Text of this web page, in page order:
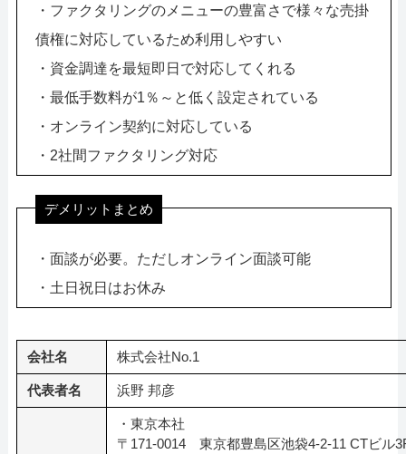
・ファクタリングのメニューの豊富さで様々な売掛
債権に対応しているため利用しやすい
・資金調達を最短即日で対応してくれる
・最低手数料が1％～と低く設定されている
・オンライン契約に対応している
・2社間ファクタリング対応
デメリットまとめ
・面談が必要。ただしオンライン面談可能
・土日祝日はお休み
会社名 株式会社No.1
代表者名 浜野 邦彦
・東京本社
〒171-0014 東京都豊島区池袋4-2-11 CTビル